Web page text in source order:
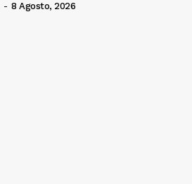
- 8 Agosto, 2026